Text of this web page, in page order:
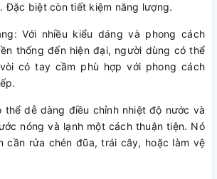
Đặc biệt còn tiết kiệm năng lượng.
Với nhiều kiểu dáng và phong cách
thống đến hiện đại, người dùng có thể
có tay cầm phù hợp với phong cách
thể dễ dàng điều chỉnh nhiệt độ nước và
nóng và lạnh một cách thuận tiện. Nó
cần rửa chén đũa, trái cây, hoặc làm vệ